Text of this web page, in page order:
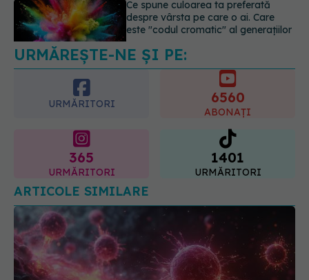
Analiza de sânge AST (SGOT): ce
înseamnă rezultatele și când sunt un
08.08.2026, 11:00
URMĂREȘTE-NE ȘI PE:
URMĂRITORI
ABONAȚI
URMĂRITORI
1401
URMĂRITORI
ARTICOLE SIMILARE